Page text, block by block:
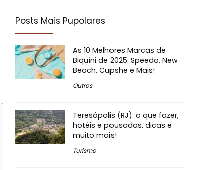
Posts Mais Pupolares
As 10 Melhores Marcas de
Biquíni de 2025: Speedo, New
Beach, Cupshe e Mais!
Outros
Teresópolis (RJ): o que fazer,
hotéis e pousadas, dicas e
muito mais!
Turismo